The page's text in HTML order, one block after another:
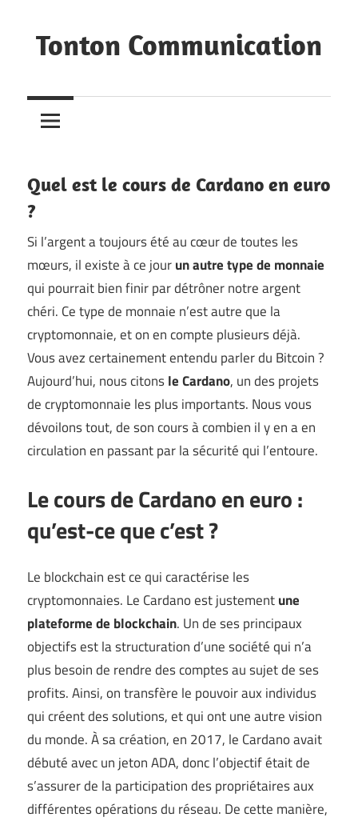
to
content
Tonton Communication
faire
Tonton
Quel est le cours de Cardano en euro
?
Si l’argent a toujours été au cœur de toutes les
mœurs, il existe à ce jourun autre type de monnaie
qui pourrait bien finir par détrôner notre argent
chéri. Ce type de monnaie n’est autre que la
cryptomonnaie, et on en compte plusieurs déjà.
Vous avez certainement entendu parler du Bitcoin ?
Aujourd’hui, nous citonsle Cardano, un des projets
de cryptomonnaie les plus importants. Nous vous
dévoilons tout, de son cours à combien il y en a en
circulation en passant par la sécurité qui l’entoure.
Le cours de Cardano en euro :
qu’est-ce que c’est ?
Le blockchain est ce qui caractérise les
cryptomonnaies. Le Cardano est justementune
plateforme de blockchain. Un de ses principaux
objectifs est la structuration d’une société qui n’a
plus besoin de rendre des comptes au sujet de ses
profits. Ainsi, on transfère le pouvoir aux individus
qui créent des solutions, et qui ont une autre vision
du monde. À sa création, en 2017, le Cardano avait
débuté avec un jeton ADA, donc l’objectif était de
s’assurer de la participation des propriétaires aux
différentes opérations du réseau. De cette manière,